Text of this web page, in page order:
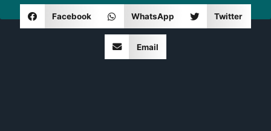
Facebook WhatsApp Twitter
Email